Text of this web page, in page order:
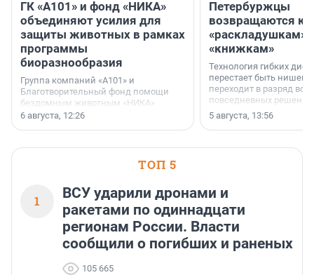
ГК «А101» и фонд «НИКА»
объединяют усилия для
защиты животных в рамках
программы
биоразнообразия
Группа компаний «А101» и
Благотворительный фонд помощи
бездомным животным «НИКА»
заключили соглашение о
6 августа, 12:26
Петербуржцы
возвращаются к
«раскладушкам»
«книжкам»
Технология гибких
перестает быть
переходит в разряд
повседневных
5 августа, 13:56
ТОП 5
1
ВСУ ударили дронами и
ракетами по одиннадцати
регионам России. Власти
сообщили о погибших и раненых
105 665